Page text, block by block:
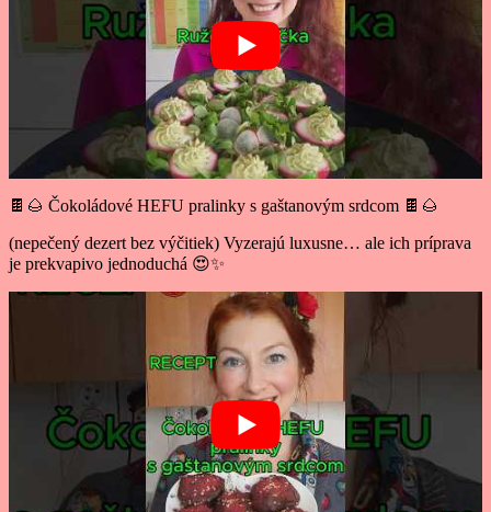
🍫🌰 Čokoládové HEFU pralinky s gaštanovým srdcom 🍫🌰
(nepečený dezert bez výčitiek) Vyzerajú luxusne… ale ich príprava
je prekvapivo jednoduchá 😍✨